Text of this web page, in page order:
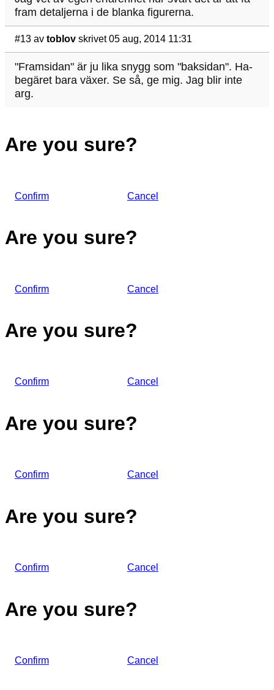
fram detaljerna i de blanka figurerna.
#13 av toblov skrivet 05 aug, 2014 11:31
"Framsidan" är ju lika snygg som "baksidan". Ha-
begäret bara växer. Se så, ge mig. Jag blir inte
arg.
Are you sure?
Confirm Cancel
Are you sure?
Confirm Cancel
Are you sure?
Confirm Cancel
Are you sure?
Confirm Cancel
Are you sure?
Confirm Cancel
Are you sure?
Confirm Cancel